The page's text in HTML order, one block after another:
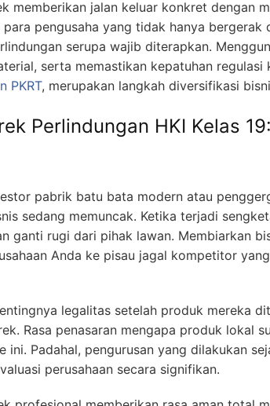
memberikan jalan keluar konkret dengan
pengusaha yang tidak hanya
serupa wajib diterapkan.
serta memastikan kepatuhan regulasi
PKRT, merupakan langkah diversifikasi
Perlindungan HKI Kelas
pabrik batu bata modern atau
sedang memuncak. Ketika terjadi
ganti rugi dari pihak lawan. Membiarkan
Anda ke pisau jagal kompetitor
legalitas setelah produk mereka
Rasa penasaran mengapa produk lokal
ini. Padahal, pengurusan yang dilakukan
perusahaan secara signifikan.